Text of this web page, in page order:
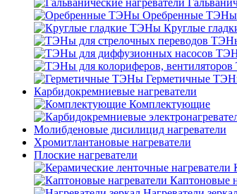
Оребренные ТЭНы
Круглые
ТЭНы
Герметичные
Карбидокремниевые нагреватели
Комплектующие
Молибденовые дисилицид нагреватели
Хромитлантановые нагреватели
Плоские нагреватели
Каптоновые